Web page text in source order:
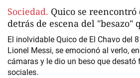
Sociedad. Quico se reencontró
detrás de escena del "besazo"
El inolvidable Quico de El Chavo del 8
Lionel Messi, se emocionó al verlo,
cámaras y le dio un beso que desató
sociales.